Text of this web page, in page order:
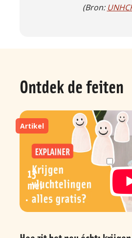
(Bron:
Ontdek de feiten
Artikel
13
mei